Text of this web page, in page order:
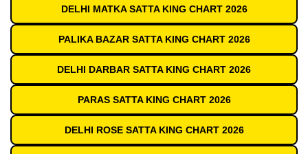
DELHI MATKA SATTA KING CHART 2026
PALIKA BAZAR SATTA KING CHART 2026
DELHI DARBAR SATTA KING CHART 2026
PARAS SATTA KING CHART 2026
DELHI ROSE SATTA KING CHART 2026